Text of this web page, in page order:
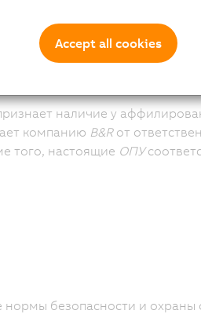
либо Индивидуального
законодательные акты
наличие у
компанию B&Rот
того, настоящие ОПУ
безопасности и
Accept all cookies